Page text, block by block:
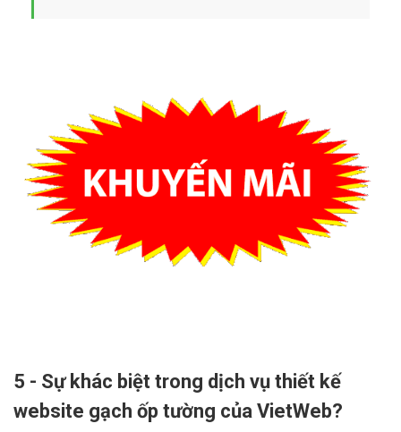
5 - Sự khác biệt trong dịch vụ thiết kế
website gạch ốp tường của VietWeb?